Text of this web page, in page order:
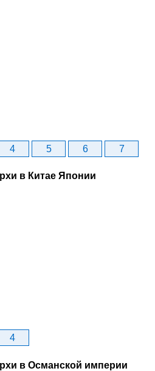
4 5 6 7
в Китае Японии
4
в Османской империи